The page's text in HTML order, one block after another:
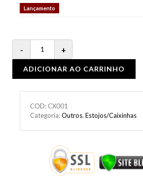
Lançamento
ADICIONAR AO CARRINHO
COD: CX001
Categoria:Outros, Estojos/Caixinhas